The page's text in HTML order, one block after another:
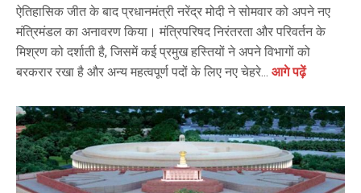
ऐतिहासिक जीत के बाद प्रधानमंत्री नरेंद्र मोदी ने सोमवार को अपने नए
मंत्रिमंडल का अनावरण किया। मंत्रिपरिषद निरंतरता और परिवर्तन के
मिश्रण को दर्शाती है, जिसमें कई प्रमुख हस्तियों ने अपने विभागों को
बरकरार रखा है और अन्य महत्वपूर्ण पदों के लिए नए चेहरे... आगे पढ़ें